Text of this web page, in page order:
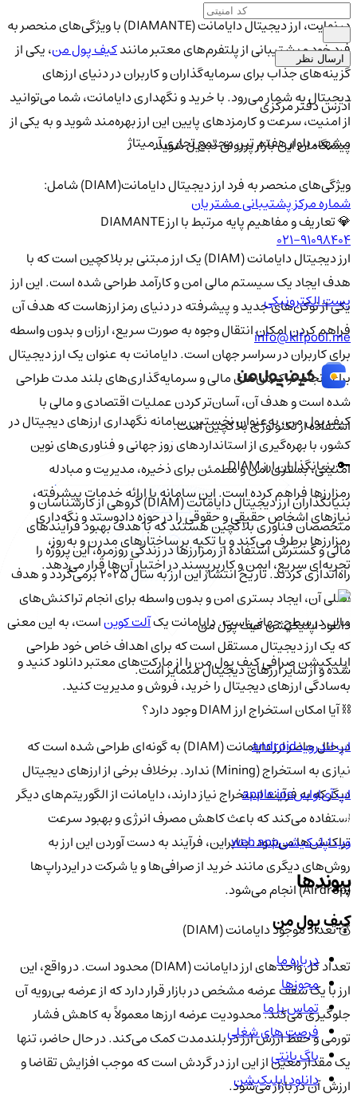
در نهایت، ارز دیجیتال دایامانت (DIAMANTE) با ویژگی‌های منحصر به
فرد خود و پشتیبانی از پلتفرم‌های معتبر مانندکیف پول من، یکی از
گزینه‌های جذاب برای سرمایه‌گذاران و کاربران در دنیای ارزهای
دیجیتال به شمار می‌رود. با خرید و نگهداری دایامانت، شما می‌توانید
از امنیت، سرعت و کارمزدهای پایین این ارز بهره‌مند شوید و به یکی از
پیشگامان این بازار پررونق تبدیل شوید.
ویژگی‌های منحصر به فرد ارز دیجیتال دایامانت(DIAM) شامل:
💎 تعاریف و مفاهیم پایه مرتبط با ارز DIAMANTE
ارز دیجیتال دایامانت (DIAM) یک ارز مبتنی بر بلاکچین است که با
هدف ایجاد یک سیستم مالی امن و کارآمد طراحی شده است. این ارز
یکی از توکن‌های جدید و پیشرفته در دنیای رمز ارزهاست که هدف آن
فراهم کردن امکان انتقال وجوه به صورت سریع، ارزان و بدون واسطه
برای کاربران در سراسر جهان است. دایامانت به عنوان یک ارز دیجیتال
برای انجام تراکنش‌های مالی و سرمایه‌گذاری‌های بلند مدت طراحی
شده است و هدف آن، آسان‌تر کردن عملیات اقتصادی و مالی با
استفاده از تکنولوژی بلاکچین است.
🔑 بنیانگذاران ارز DIAM
بنیانگذاران ارز دیجیتال دایامانت (DIAM) گروهی از کارشناسان و
متخصصان فناوری بلاکچین هستند که با هدف بهبود فرآیندهای
مالی و گسترش استفاده از رمزارزها در زندگی روزمره، این پروژه را
راه‌اندازی کردند. تاریخ انتشار این ارز به سال 2025 برمی‌گردد و هدف
اصلی آن، ایجاد بستری امن و بدون واسطه برای انجام تراکنش‌های
مالی در سطح جهانی است. دایامانت یکآلت کویناست، به این معنی
که یک ارز دیجیتال مستقل است که برای اهداف خاص خود طراحی
شده و از سایر ارزهای دیجیتال متمایز است.
⛓️ آیا امکان استخراج ارز DIAM وجود دارد؟
در حال حاضر ارز دایامانت (DIAM) به گونه‌ای طراحی شده است که
نیازی به استخراج (Mining) ندارد. برخلاف برخی از ارزهای دیجیتال
دیگر که به فرآیند استخراج نیاز دارند، دایامانت از الگوریتم‌های دیگر
استفاده می‌کند که باعث کاهش مصرف انرژی و بهبود سرعت
تراکنش‌ها می‌شود. بنابراین، فرآیند به دست آوردن این ارز به
روش‌های دیگری مانند خرید از صرافی‌ها و یا شرکت در ایردراپ‌ها
💰 تعداد موجود دایامانت (DIAM)
تعداد کل واحدهای ارز دایامانت (DIAM) محدود است. در واقع، این
ارز با یک سقف عرضه مشخص در بازار قرار دارد که از عرضه بی‌رویه آن
جلوگیری می‌کند. محدودیت عرضه ارزها معمولاً به کاهش فشار
تورمی و حفظ ارزش ارز در بلندمدت کمک می‌کند. در حال حاضر، تنها
یک مقدار معین از این ارز در گردش است که موجب افزایش تقاضا و
ارزش آن در بازار می‌شود.
ارسال نظر
آدرس دفتر مرکزی
مشهد، بلوار هفتم تیر، مجتمع تجاری آرمیتاژ
شماره مرکز پشتیبانی مشتریان
021-91098404
پست الکترونیکی
info@kifpool.me
کیف‌ پول من، به‌عنوان نخستین سامانه نگهداری ارزهای دیجیتال در
کشور، با بهره‌گیری از استانداردهای روز جهانی و فناوری‌های نوین
امنیتی، بستری امن و مطمئن برای ذخیره، مدیریت و مبادله
رمزارزها فراهم کرده است. این سامانه با ارائه خدمات پیشرفته،
نیازهای اشخاص حقیقی و حقوقی را در حوزه دادوستد و نگه‌داری
رمزارزها برطرف می‌کند و با تکیه بر ساختارهای مدرن و به‌روز،
تجربه‌ای سریع، ایمن و کاربرپسند در اختیار آن‌ها قرار می‌دهد.
دانلود اپلیکیشن کیف‌ پول من
اپلیکیشن صرافی کیف پول من را از مارکت‌های معتبر دانلود کنید و
به‌سادگی ارزهای دیجیتال را خرید، فروش و مدیریت کنید.
اپ اندرویدandroid
اپ آی‌او‌اسapple ios
وب اپلیکیشنweb app
پیوندها
کیف پول من
درباره ما
مجوزها
تماس با ما
فرصت های شغلی
باگ بانتی
دانلود اپلیکیشن